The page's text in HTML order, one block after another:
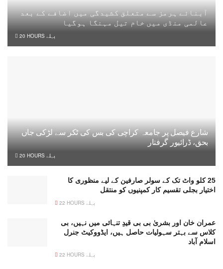
آبنائے ہرمز سے متعلق کشیدگی میں اضافے کے بعد
عالمی منڈی میں خام تیل مہنگا ہوگیا
20 HOURS پہلے
شارع فیصل پر جامعہ کراچی کی بس کی ٹکر سے لڑکی جاں
بحق، ڈرائیور گرفتار
20 HOURS پہلے
25 کلو واٹ تک کے سولر صارفین کے لیے منظوری کا
اختیار بجلی تقسیم کار کمپنیوں کو منتقل
22 HOURS پہلے
عمران خان اور بشریٰ بی بی قیدِ تنہائی میں نہیں، بی
کلاس سے بہتر سہولیات حاصل ہیں، ایڈووکیٹ جنرل
اسلام آباد
22 HOURS پہلے